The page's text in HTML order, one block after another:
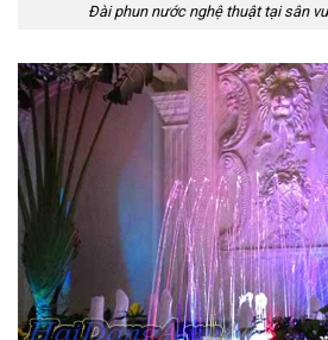
Đài phun nước nghệ thuật tại sân